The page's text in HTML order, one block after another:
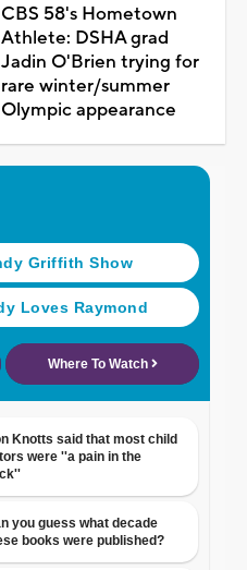
CBS 58's Hometown
Athlete: DSHA grad
Jadin O'Brien trying for
rare winter/summer
Olympic appearance